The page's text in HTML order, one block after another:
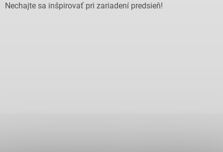
Nechajte sa inšpirovať pri zariadení predsieň!